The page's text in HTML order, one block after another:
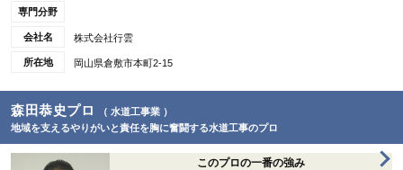
専門分野
会社名 株式会社行雲
所在地 岡山県倉敷市本町2-15
森田恭史プロ
（ 水道工事業 ）
地域を支えるやりがいと責任を胸に奮闘する水道工事のプロ
このプロの一番の強み